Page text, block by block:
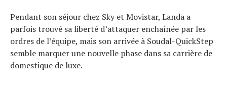
Pendant son séjour chez Sky et Movistar, Landa a
parfois trouvé sa liberté d’attaquer enchaînée par les
ordres de l’équipe, mais son arrivée à Soudal-QuickStep
semble marquer une nouvelle phase dans sa carrière de
domestique de luxe.